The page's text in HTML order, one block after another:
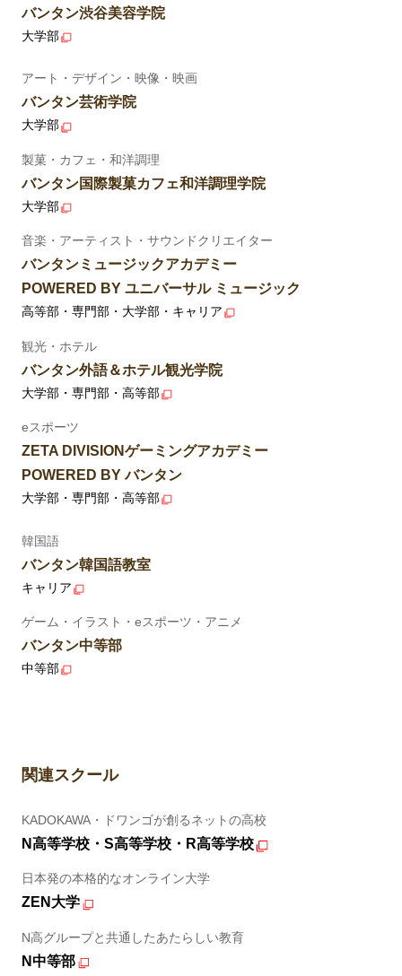
バンタン渋谷美容学院
大学部
アート・デザイン・映像・映画
バンタン芸術学院
大学部
製菓・カフェ・和洋調理
バンタン国際製菓カフェ和洋調理学院
大学部
音楽・アーティスト・サウンドクリエイター
バンタンミュージックアカデミー
POWERED BY ユニバーサル ミュージック
高等部・専門部・大学部・キャリア
観光・ホテル
バンタン外語＆ホテル観光学院
大学部・専門部・高等部
eスポーツ
ZETA DIVISIONゲーミングアカデミー
POWERED BY バンタン
大学部・専門部・高等部
韓国語
バンタン韓国語教室
キャリア
ゲーム・イラスト・eスポーツ・アニメ
バンタン中等部
中等部
関連スクール
KADOKAWA・ドワンゴが創るネットの高校
N高等学校・S高等学校・R高等学校
日本発の本格的なオンライン大学
ZEN大学
N高グループと共通したあたらしい教育
N中等部